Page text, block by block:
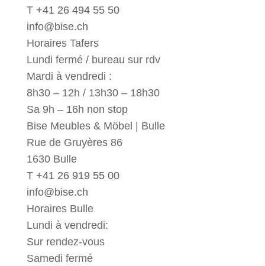
T +41 26 494 55 50
info@bise.ch
Horaires Tafers
Lundi fermé / bureau sur rdv
Mardi à vendredi :
8h30 – 12h / 13h30 – 18h30
Sa 9h – 16h non stop
Bise Meubles & Möbel | Bulle
Rue de Gruyères 86
1630 Bulle
T +41 26 919 55 00
info@bise.ch
Horaires Bulle
Lundi à vendredi:
Sur rendez-vous
Samedi fermé